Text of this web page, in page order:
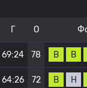
Г О
69:24 78 В В
64:26 72 В Н